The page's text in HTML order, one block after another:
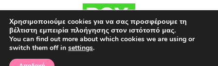
Χρησιμοποιούμε cookies για να σας προσφέρουμε τη
βέλτιστη εμπειρία πλοήγησης στον ιστότοπό μας.
You can find out more about which cookies we are using or
switch them off in settings.